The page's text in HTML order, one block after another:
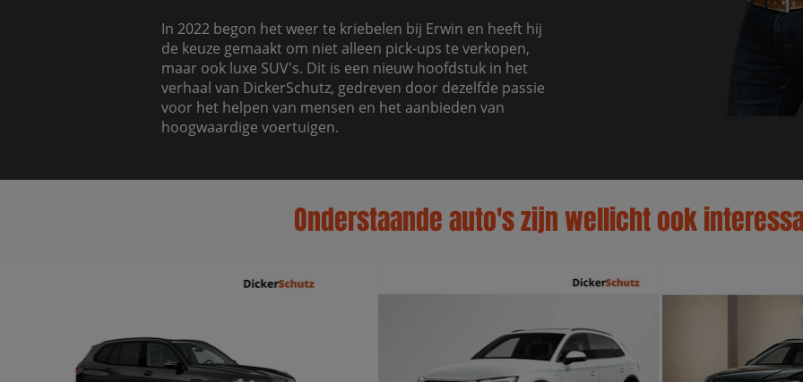
In 2022 begon het weer te kriebelen bij Erwin en heeft hij
de keuze gemaakt om niet alleen pick-ups te verkopen,
maar ook luxe SUV's. Dit is een nieuw hoofdstuk in het
verhaal van DickerSchutz, gedreven door dezelfde passie
voor het helpen van mensen en het aanbieden van
hoogwaardige voertuigen.
Onderstaande auto's zijn wellicht ook